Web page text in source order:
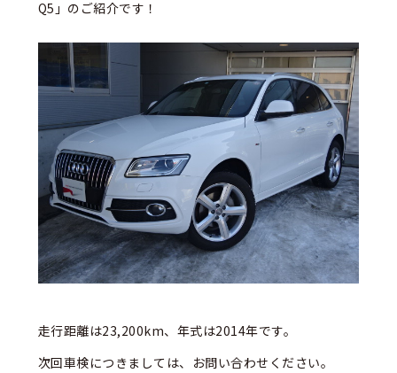
Q5」のご紹介です！
走行距離は23,200km、年式は2014年です。
次回車検につきましては、お問い合わせください。